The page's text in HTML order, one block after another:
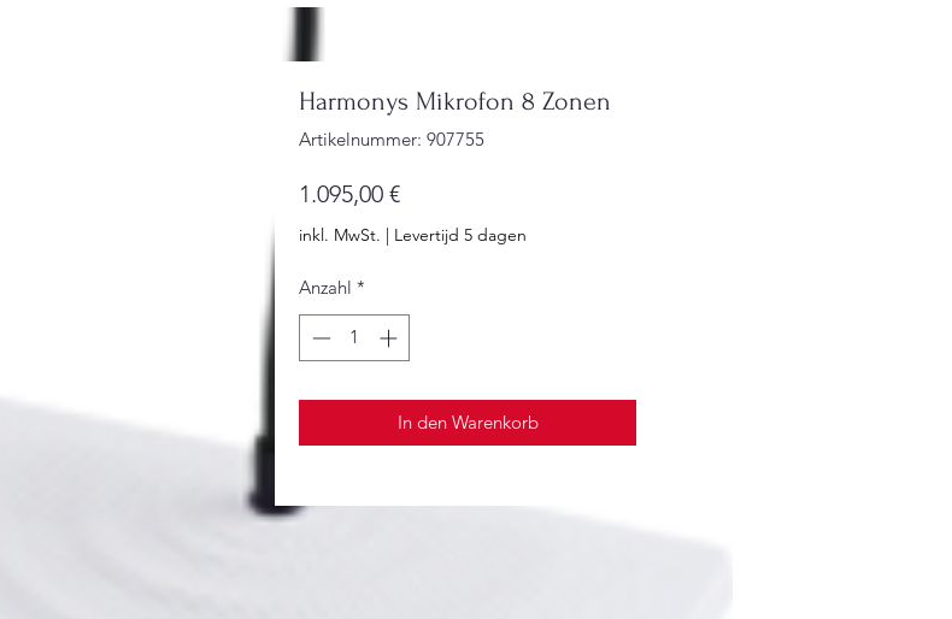
Harmonys Mikrofon 8 Zonen
Artikelnummer: 907755
1.095,00 €Preis
inkl. MwSt. | Levertijd 5 dagen
Anzahl *
In den Warenkorb